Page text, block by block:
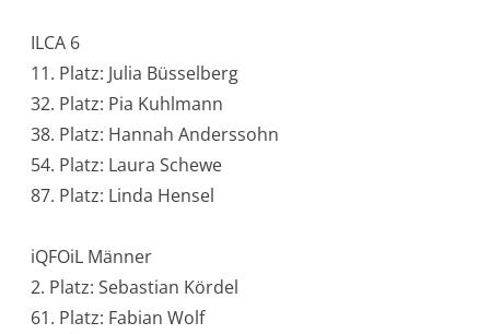
ILCA 6
11. Platz: Julia Büsselberg
32. Platz: Pia Kuhlmann
38. Platz: Hannah Anderssohn
54. Platz: Laura Schewe
87. Platz: Linda Hensel
iQFOiL Männer
2. Platz: Sebastian Kördel
61. Platz: Fabian Wolf